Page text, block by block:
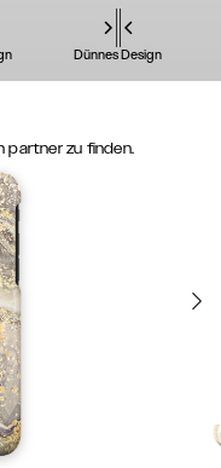
Dünnes Design
partner zu finden.